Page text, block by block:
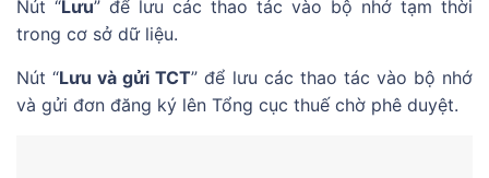
Nút “Lưu” để lưu các thao tác vào bộ nhớ tạm thời
trong cơ sở dữ liệu.
Nút “Lưu và gửi TCT” để lưu các thao tác vào bộ nhớ
và gửi đơn đăng ký lên Tổng cục thuế chờ phê duyệt.